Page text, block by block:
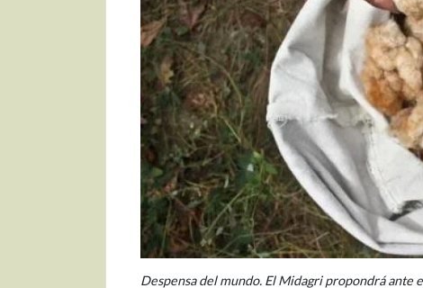
Despensa del mundo. El Midagri propondrá ante